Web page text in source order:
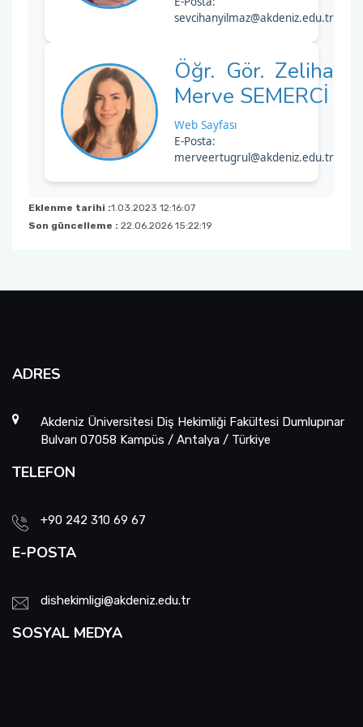
sevcihanyilmaz@akdeniz.edu.tr
Öğr. Gör. Zeliha
Merve SEMERCİ
Web Sayfası
E-Posta:
merveertugrul@akdeniz.edu.tr
Eklenme tarihi :1.03.2023 12:16:07
Son güncelleme : 22.06.2026 15:22:19
ADRES
Akdeniz Üniversitesi Diş Hekimliği Fakültesi Dumlupınar
Bulvarı 07058 Kampüs / Antalya / Türkiye
TELEFON
+90 242 310 69 67
E-POSTA
dishekimligi@akdeniz.edu.tr
SOSYAL MEDYA